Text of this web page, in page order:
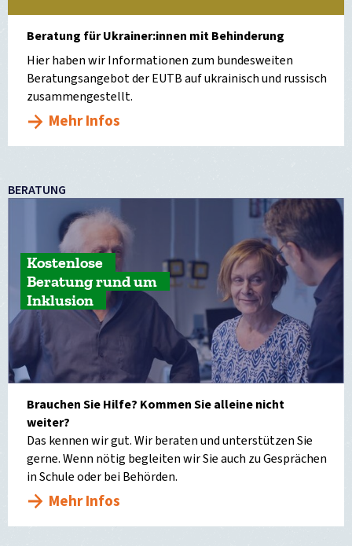
Beratung für Ukrainer:innen mit Behinderung
Hier haben wir Informationen zum bundesweiten
Beratungsangebot der EUTB auf ukrainisch und russisch
zusammengestellt.
Mehr Infos
BERATUNG
Kostenlose
Beratung rund um
Inklusion
Brauchen Sie Hilfe? Kommen Sie alleine nicht
weiter?
Das kennen wir gut. Wir beraten und unterstützen Sie
gerne. Wenn nötig begleiten wir Sie auch zu Gesprächen
in Schule oder bei Behörden.
Mehr Infos